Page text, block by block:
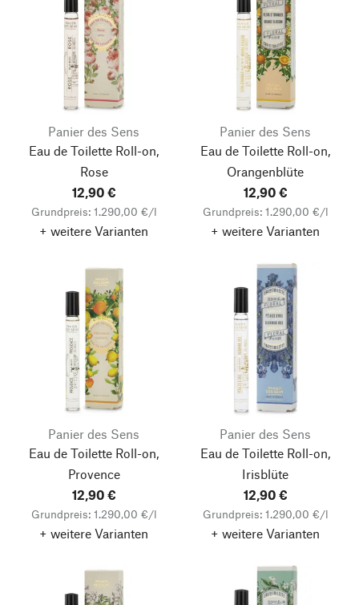
Panier des Sens
Eau de Toilette Roll-on,
Rose
12,90 €
Grundpreis: 1.290,00 €/l
+ weitere Varianten
Panier des Sens
Eau de Toilette Roll-on,
Orangenblüte
12,90 €
Grundpreis: 1.290,00 €/l
+ weitere Varianten
Panier des Sens
Eau de Toilette Roll-on,
Provence
12,90 €
Grundpreis: 1.290,00 €/l
+ weitere Varianten
Panier des Sens
Eau de Toilette Roll-on,
Irisblüte
12,90 €
Grundpreis: 1.290,00 €/l
+ weitere Varianten